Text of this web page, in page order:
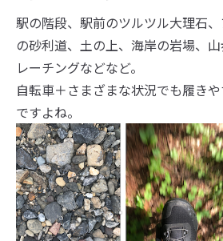
駅の階段、駅前のツルツル大理石
の砂利道、土の上、海岸の岩場、
レーチングなどなど。
自転車＋さまざまな状況でも履き
ですよね。